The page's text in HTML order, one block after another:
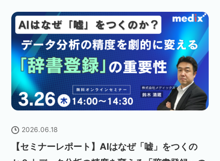
2026.06.18
【セミナーレポート】AIはなぜ「嘘」をつくの